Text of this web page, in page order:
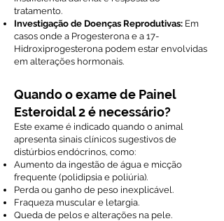
tratamento.
Investigação de Doenças Reprodutivas: Em
casos onde a Progesterona e a 17-
Hidroxiprogesterona podem estar envolvidas
em alterações hormonais.
Quando o exame de Painel
Esteroidal 2 é necessário?
Este exame é indicado quando o animal
apresenta sinais clínicos sugestivos de
distúrbios endócrinos, como:
Aumento da ingestão de água e micção
frequente (polidipsia e poliúria).
Perda ou ganho de peso inexplicável.
Fraqueza muscular e letargia.
Queda de pelos e alterações na pele.